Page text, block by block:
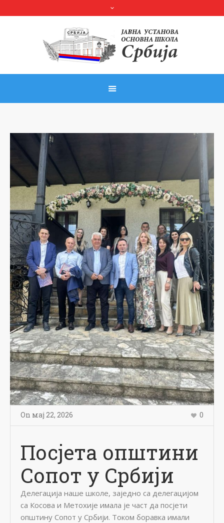
On мај 22, 2026 0
Посјета општини
Сопот у Србији
Делегација наше школе, заједно са делегацијом
са Косова и Метохије имала је част да посјети
општину Сопот у Србији. Током боравка имали